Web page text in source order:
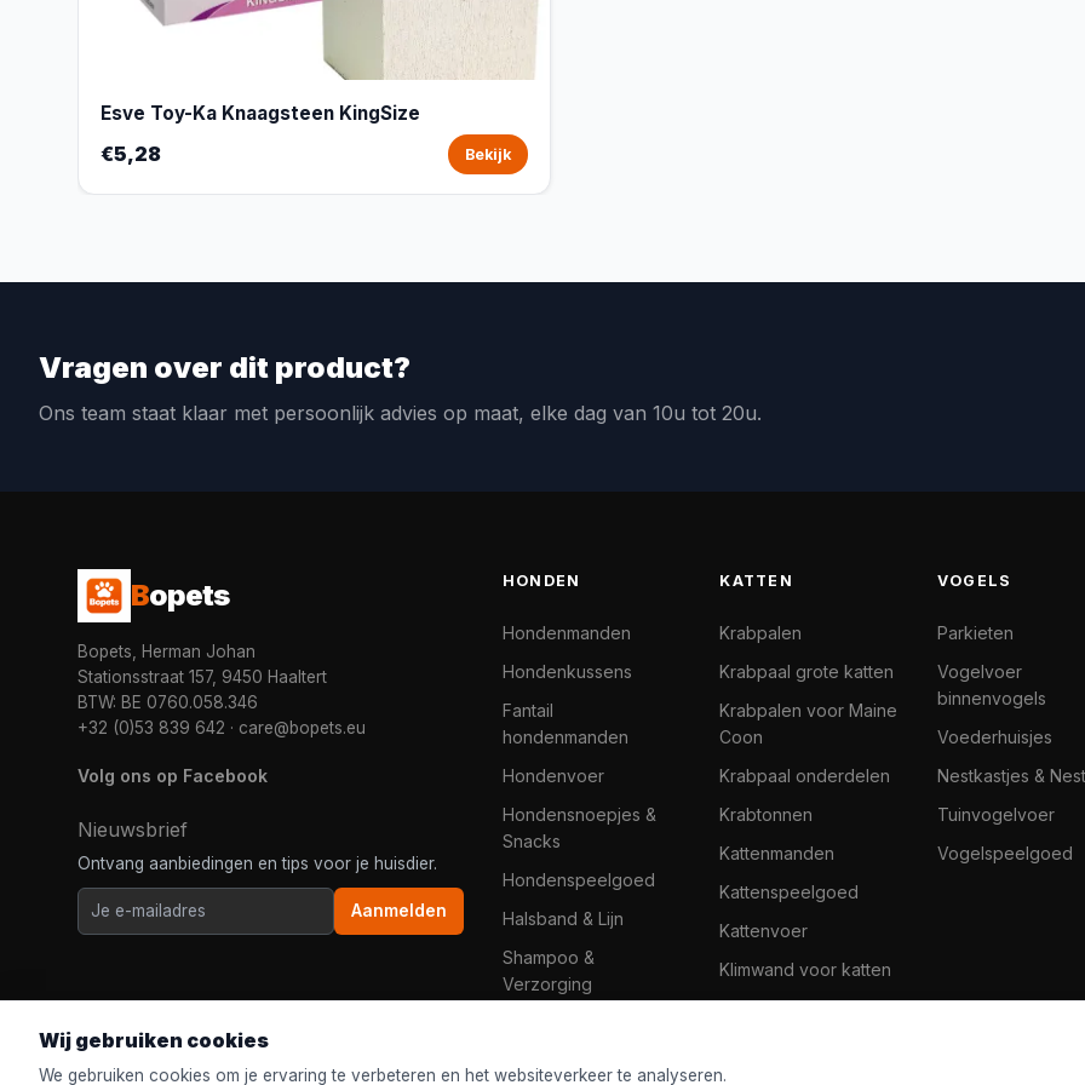
Esve Toy-Ka Knaagsteen KingSize
€5,28 Bekijk
Vragen over dit product?
Ons team staat klaar met persoonlijk advies op maat, elke dag van 10u tot 20u.
Bopets
Bopets, Herman Johan
Stationsstraat 157, 9450 Haaltert
BTW: BE 0760.058.346
+32 (0)53 839 642 · care@bopets.eu
Volg ons op Facebook
Nieuwsbrief
Ontvang aanbiedingen en tips voor je huisdier.
Aanmelden
HONDEN
Hondenmanden
Hondenkussens
Fantail
hondenmanden
Hondenvoer
Hondensnoepjes &
Snacks
Hondenspeelgoed
Halsband & Lijn
Shampoo &
Verzorging
KATTEN
Krabpalen
Krabpaal grote katten
Krabpalen voor Maine
Coon
Krabpaal onderdelen
Krabtonnen
Kattenmanden
Kattenspeelgoed
Kattenvoer
Klimwand voor katten
VOGELS
Parkieten
Vogelvoer
binnenvogels
Voederhuisjes
Nestkastjes &
Tuinvogelvoer
Vogelspeelgoed
Wij gebruiken cookies
We gebruiken cookies om je ervaring te verbeteren en het websiteverkeer te analyseren.